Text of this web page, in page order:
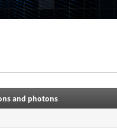
and photons